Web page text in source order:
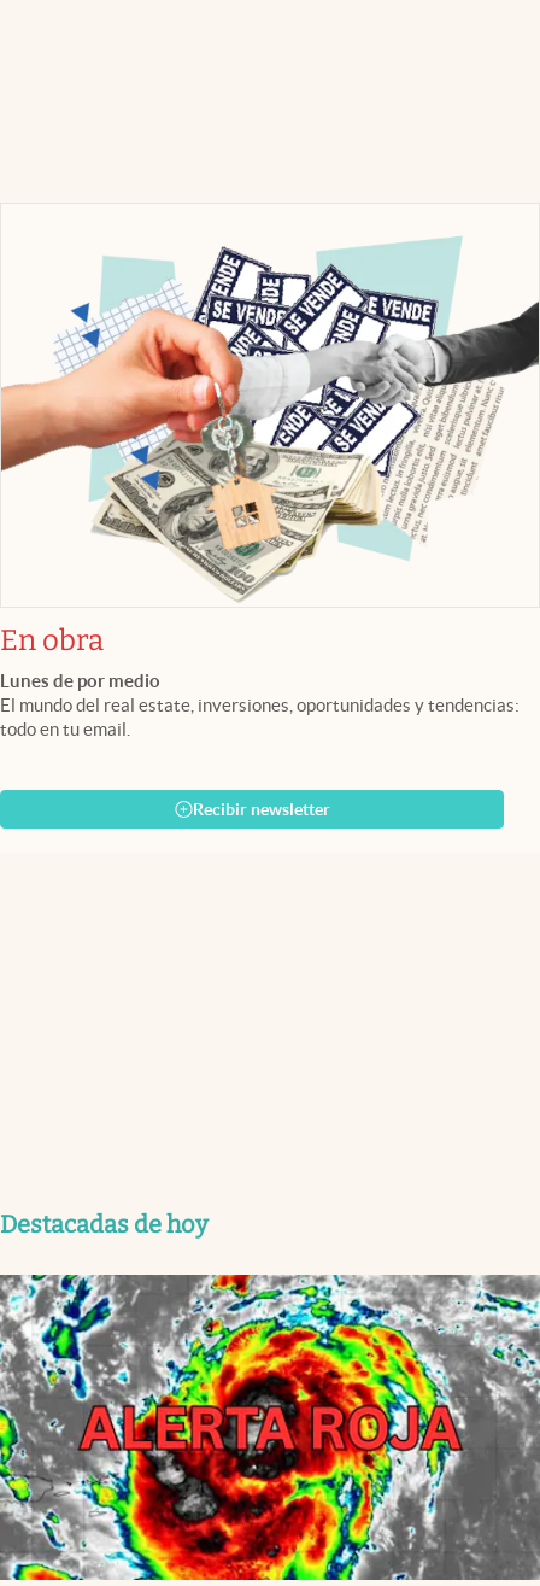
En obra
Lunes de por medio
El mundo del real estate, inversiones, oportunidades y tendencias:
todo en tu email.
Recibir newsletter
Destacadas de hoy